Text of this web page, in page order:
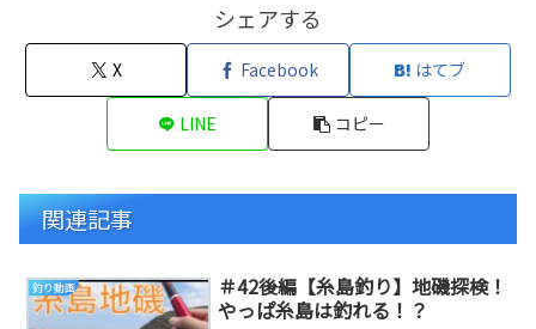
シェアする
X Facebook はてブ
LINE コピー
関連記事
釣り動画
＃42後編【糸島釣り】地磯探検！
やっぱ糸島は釣れる！？